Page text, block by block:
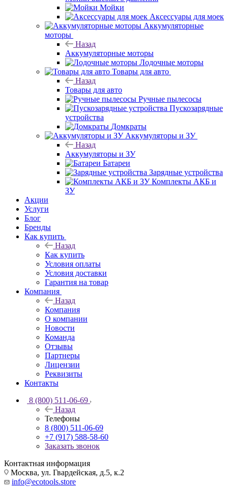
Мойки
Аксессуары для моек
Аккумуляторные
моторы
Назад
Аккумуляторные моторы
Лодочные моторы
Товары для авто
Назад
Товары для авто
Ручные пылесосы
Пускозарядные
устройства
Домкраты
Аккумуляторы и ЗУ
Назад
Аккумуляторы и ЗУ
Батареи
Зарядные устройства
Комплекты АКБ и
ЗУ
Акции
Услуги
Блог
Бренды
Как купить
Назад
Как купить
Условия оплаты
Условия доставки
Гарантия на товар
Компания
Назад
Компания
О компании
Новости
Команда
Отзывы
Партнеры
Лицензии
Реквизиты
Контакты
8 (800) 511-06-69
Назад
Телефоны
8 (800) 511-06-69
+7 (917) 588-58-60
Заказать звонок
Контактная информация
Москва, ул. Гвардейская, д.5, к.2
info@ecotools.store